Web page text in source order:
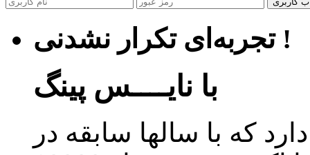
تجربه‌ای تکرار نشدنی !
با نایــــس پینگ
که با سالها سابقه در